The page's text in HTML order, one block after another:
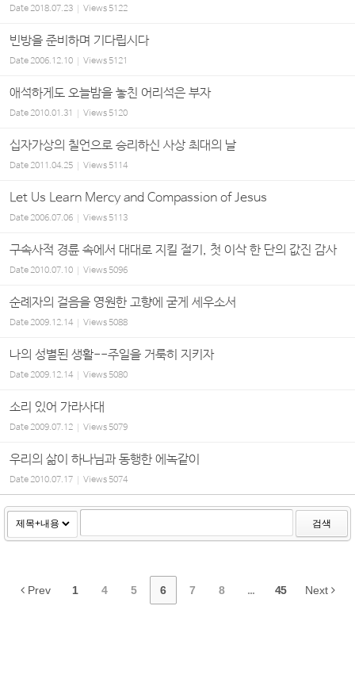
Date2018.07.23 Views 5122
빈방을 준비하며 기다립시다
Date2006.12.10 Views 5121
애석하게도 오늘밤을 놓친 어리석은 부자
Date2010.01.31 Views 5120
십자가상의 칠언으로 승리하신 사상 최대의 날
Date2011.04.25 Views 5114
Let Us Learn Mercy and Compassion of Jesus
Date2006.07.06 Views 5113
구속사적 경륜 속에서 대대로 지킬 절기, 첫 이삭 한 단의 값진 감사
Date2010.07.10 Views 5096
순례자의 걸음을 영원한 고향에 굳게 세우소서
Date2009.12.14 Views 5088
나의 성별된 생활--주일을 거룩히 지키자
Date2009.12.14 Views 5080
소리 있어 가라사대
Date2009.07.12 Views 5079
우리의 삶이 하나님과 동행한 에녹같이
Date2010.07.17 Views 5074
검색
Prev 1 4 5 6 7 8 ... 45 Next